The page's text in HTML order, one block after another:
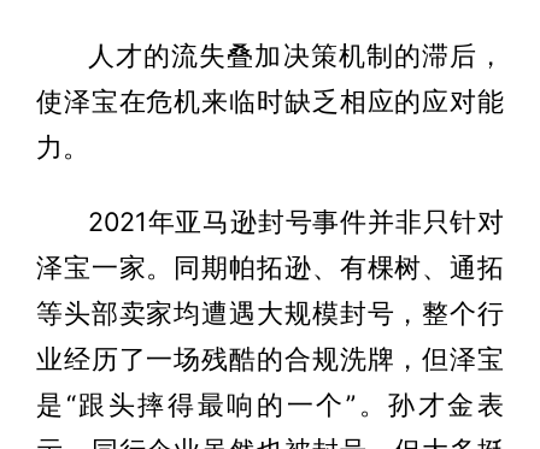
人才的流失叠加决策机制的滞后，
使泽宝在危机来临时缺乏相应的应对能
力。
2021年亚马逊封号事件并非只针对
泽宝一家。同期帕拓逊、有棵树、通拓
等头部卖家均遭遇大规模封号，整个行
业经历了一场残酷的合规洗牌，但泽宝
是“跟头摔得最响的一个”。孙才金表